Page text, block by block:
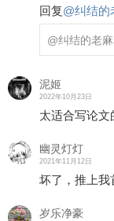
回复@纠结的
@纠结的老
泥姬
2022年10月23日
太适合写论文
幽灵灯灯
2021年11月12日
坏了，推上我
岁乐净豪